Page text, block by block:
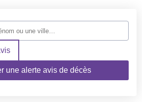
SEICHE
une alerte avis de décès